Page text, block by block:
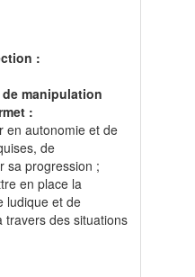
:
manipulation
:
en autonomie et de
de
sa progression ;
en place la
ludique et de
travers des situations